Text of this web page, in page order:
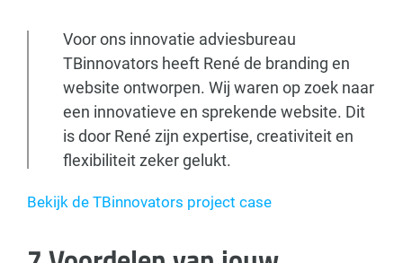
Voor ons innovatie adviesbureau
TBinnovators heeft René de branding en
website ontworpen. Wij waren op zoek naar
een innovatieve en sprekende website. Dit
is door René zijn expertise, creativiteit en
flexibiliteit zeker gelukt.
Bekijk de TBinnovators project case